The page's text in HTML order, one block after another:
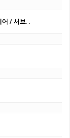
너를 모십니다!